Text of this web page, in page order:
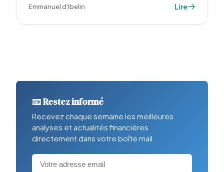
croissante de l'IA sur le modèle SaaS.
Emmanuel d'Ibelin Lire
📧 Restez informé
Recevez chaque semaine les meilleures
analyses et actualités financières
directement dans votre boîte mail